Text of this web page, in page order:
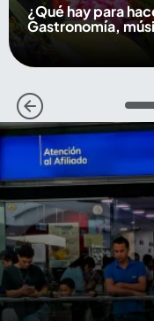
¿Qué hay para
Gastronomía,
1